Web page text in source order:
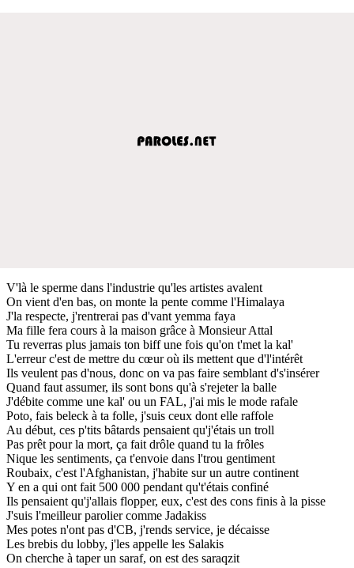
V'là le sperme dans l'industrie qu'les artistes avalent
On vient d'en bas, on monte la pente comme l'Himalaya
J'la respecte, j'rentrerai pas d'vant yemma faya
Ma fille fera cours à la maison grâce à Monsieur Attal
Tu reverras plus jamais ton biff une fois qu'on t'met la kal'
L'erreur c'est de mettre du cœur où ils mettent que d'l'intérêt
Ils veulent pas d'nous, donc on va pas faire semblant d's'insérer
Quand faut assumer, ils sont bons qu'à s'rejeter la balle
J'débite comme une kal' ou un FAL, j'ai mis le mode rafale
Poto, fais beleck à ta folle, j'suis ceux dont elle raffole
Au début, ces p'tits bâtards pensaient qu'j'étais un troll
Pas prêt pour la mort, ça fait drôle quand tu la frôles
Nique les sentiments, ça t'envoie dans l'trou gentiment
Roubaix, c'est l'Afghanistan, j'habite sur un autre continent
Y en a qui ont fait 500 000 pendant qu't'étais confiné
Ils pensaient qu'j'allais flopper, eux, c'est des cons finis à la pisse
J'suis l'meilleur parolier comme Jadakiss
Mes potes n'ont pas d'CB, j'rends service, je décaisse
Les brebis du lobby, j'les appelle les Salakis
On cherche à taper un saraf, on est des saraqzit